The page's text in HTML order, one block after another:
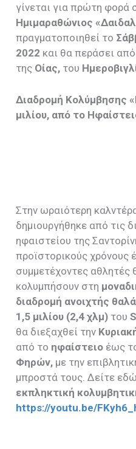
γίνεται για πρώτη φορά
Ημιμαραθώνιος
πραγματοποιηθεί το
2022 και θα περάσει
της Οίας, του
Διαδρομή Κολύμβησης «
μιλίου, από το
Στην ωραιότερη
δημιουργήθηκε από τις
ηφαιστείου της
προϊστορικούς χρόνους
συμμετέχοντες αθλητές
κολυμπήσουν στη
διαδρομή ανοιχτής
1,5 μιλίου (2,4 χλμ) του
θα διεξαχθεί την
από το ηφαίστειο έως
Φηρών, με την
μπροστά τους. Δείτε
εκπληκτική
https://youtu.be/FKyh6_